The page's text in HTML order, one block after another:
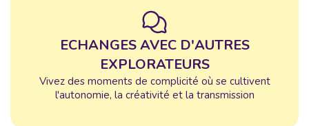
ECHANGES AVEC D'AUTRES
EXPLORATEURS
Vivez des moments de complicité où se cultivent
l'autonomie, la créativité et la transmission